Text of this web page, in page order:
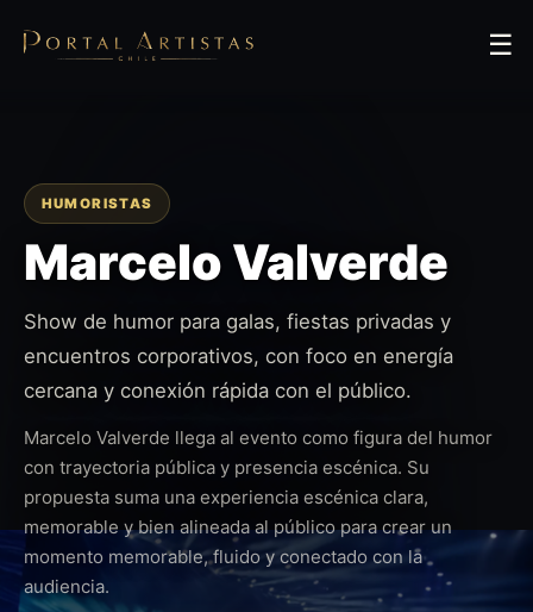
☰
HUMORISTAS
Marcelo Valverde
Show de humor para galas, fiestas privadas y
encuentros corporativos, con foco en energía
cercana y conexión rápida con el público.
Marcelo Valverde llega al evento como figura del humor
con trayectoria pública y presencia escénica. Su
propuesta suma una experiencia escénica clara,
memorable y bien alineada al público para crear un
momento memorable, fluido y conectado con la
audiencia.